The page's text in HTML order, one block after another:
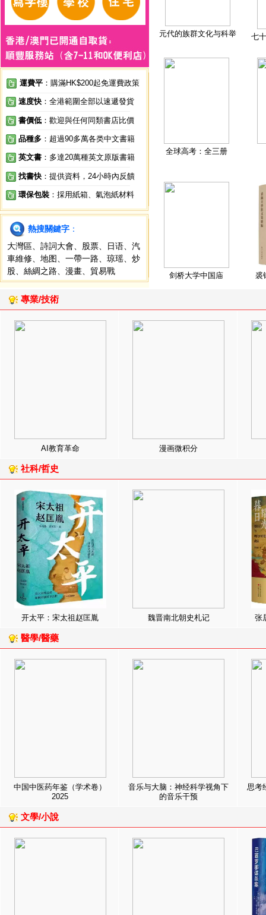
運費平 ：購滿HK$200起免運費政策
速度快 ：全港範圍全部以速遞發貨
書價低 ：歡迎與任何同類書店比價
品種多 ：超過90多萬各类中文書籍
英文書 ：多達20萬種英文原版書籍
找書快 ：提供資料，24小時內反饋
環保包裝 ：採用紙箱、氣泡紙材料
熱搜關鍵字 ：
大灣區
詩詞大會 股票 日语
汽
車維修
地图 一帶一路 琼瑶
炒
股
絲綢之路 漫畫 貿易戰
元代的族群文化与科举 七
全球高考：全三册
剑桥大学中国庙 裘
專業/技術
AI教育革命 漫画微积分
社科/哲史
开太平：宋太祖赵匡胤 魏晋南北朝史札记 张
醫學/醫藥
中国中医药年鉴（学术卷）
2025
音乐与大脑：神经科学视角下
的音乐干预
思考
文學/小說